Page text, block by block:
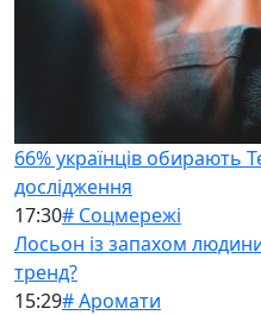
66% українців обирають
дослідження
17:30# Соцмережі
Лосьон із запахом
тренд?
15:29# Аромати